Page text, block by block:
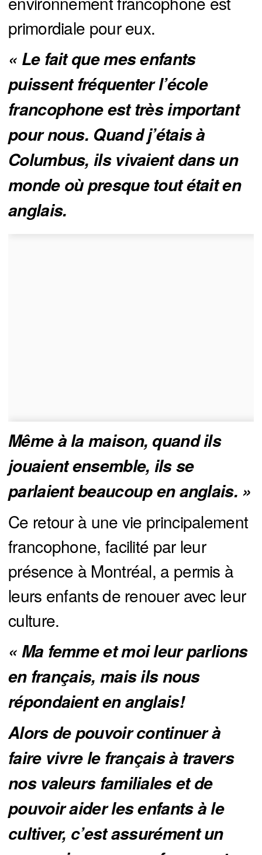
primordiale pour eux.
« Le fait que mes enfants
puissent fréquenter l’école
francophone est très important
pour nous. Quand j’étais à
Columbus, ils vivaient dans un
monde où presque tout était en
anglais.
Même à la maison, quand ils
jouaient ensemble, ils se
parlaient beaucoup en anglais. »
Ce retour à une vie principalement
francophone, facilité par leur
présence à Montréal, a permis à
leurs enfants de renouer avec leur
culture.
« Ma femme et moi leur parlions
en français, mais ils nous
répondaient en anglais!
Alors de pouvoir continuer à
faire vivre le français à travers
nos valeurs familiales et de
pouvoir aider les enfants à le
cultiver, c’est assurément un